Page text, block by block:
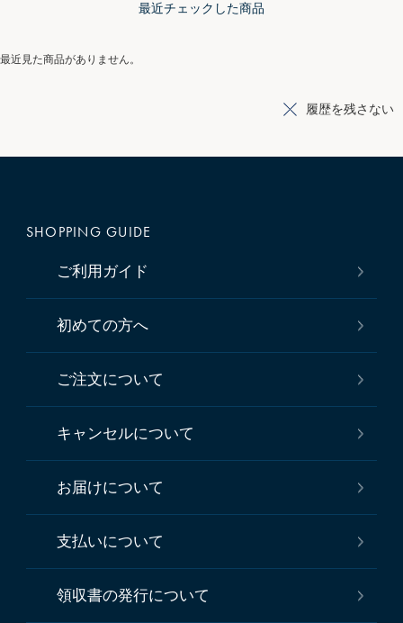
最近チェックした商品
最近見た商品がありません。
履歴を残さない
SHOPPING GUIDE
ご利用ガイド
初めての方へ
ご注文について
キャンセルについて
お届けについて
支払いについて
領収書の発行について